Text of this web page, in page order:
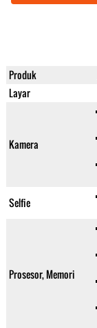
Produk
Layar
Kamera
Selfie
Prosesor, Memori